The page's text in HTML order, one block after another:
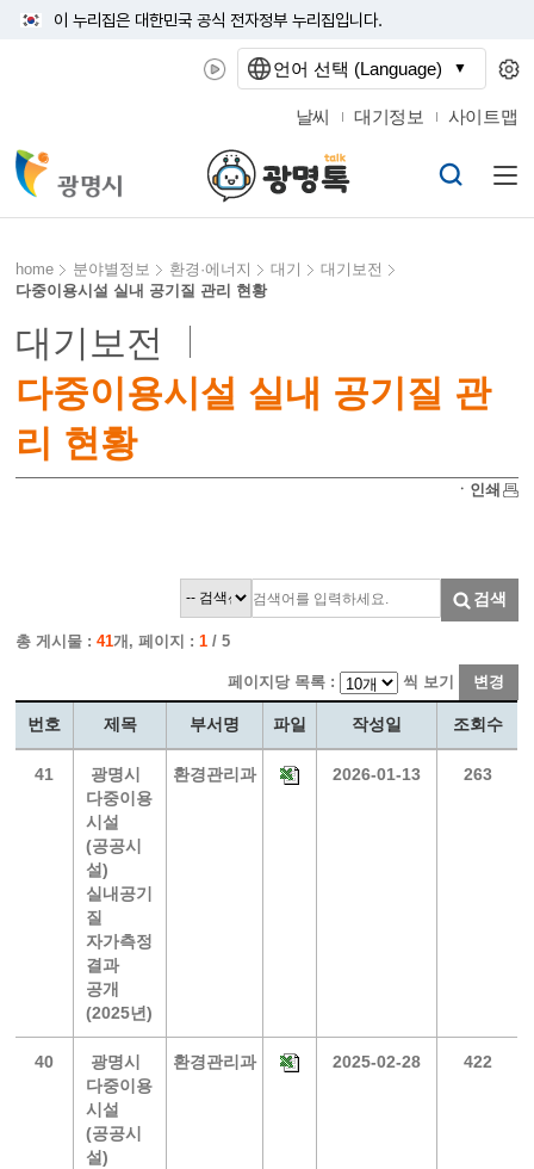
이 누리집은 대한민국 공식 전자정부 누리집입니다.
날씨 대기정보 사이트맵
home 분야별정보 환경·에너지 대기
대기보전
다중이용시설 실내 공기질 관리 현황
대기보전
다중이용시설 실내 공기질 관
리 현황
ㆍ인쇄
검색
총 게시물 :41개, 페이지 :1 / 5
페이지당 목록 : 씩 보기 변경
번호 제목 부서명 파일 작성일 조회수
41
광명시
다중이용
시설
(공공시
설)
실내공기
질
자가측정
결과
공개
(2025년)
환경관리과 2026-01-13 263
40
광명시
다중이용
시설
(공공시
설)
환경관리과 2025-02-28 422
언어 선택 (Language)